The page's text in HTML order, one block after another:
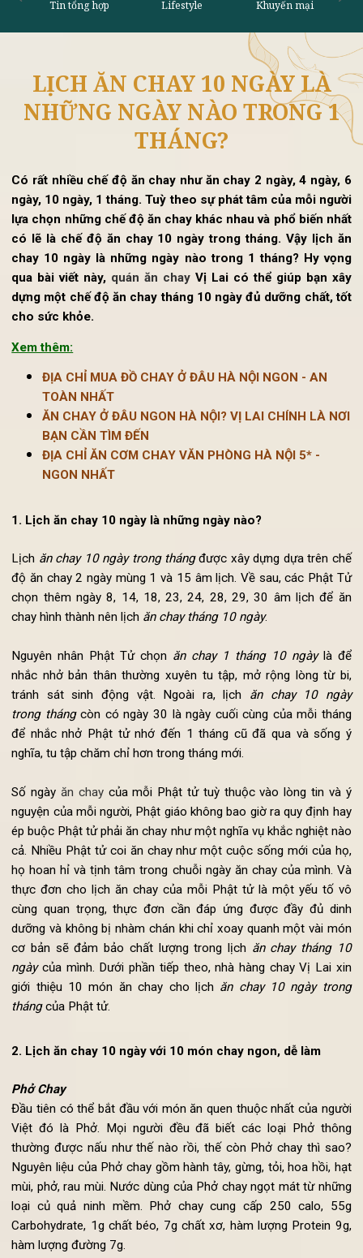
Tin tổng hợp Lifestyle
LỊCH ĂN CHAY 10 NGÀY LÀ
NHỮNG NGÀY NÀO TRONG 1
THÁNG?
Có rất nhiều chế độ ăn chay như ăn chay 2 ngày, 4 ngày,
ngày, 10 ngày, 1 tháng. Tuỳ theo sự phát tâm của mỗi
lựa chọn những chế độ ăn chay khác nhau và phổ biến
có lẽ là chế độ ăn chay 10 ngày trong tháng. Vậy lịch
chay 10 ngày là những ngày nào trong 1 tháng? Hy
qua bài viết này,
cho sức khỏe.
Xem thêm:
ĐỊA CHỈ MUA ĐỒ CHAY Ở ĐÂU HÀ NỘI NGON - AN
TOÀN NHẤT
ĂN CHAY Ở ĐÂU NGON HÀ NỘI? VỊ LAI CHÍNH LÀ
BẠN CẦN TÌM ĐẾN
NGON NHẤT
1. Lịch ăn chay 10 ngày là những ngày nào?
Lịch ăn chay 10 ngày trong tháng được xây dựng dựa trên
độ ăn chay 2 ngày mùng 1 và 15 âm lịch. Về sau, các Phật
chọn thêm ngày 8, 14, 18, 23, 24, 28, 29, 30 âm lịch để
chay hình thành nên lịch
ăn chay tháng 10 ngày
Nguyên nhân Phật Tử chọn ăn chay 1 tháng 10 ngàylà
nhắc nhở bản thân thường xuyên tu tập, mở rộng lòng từ
tránh sát sinh động vật. Ngoài ra, lịch
để nhắc nhở Phật tử nhớ đến 1 tháng cũ đã qua và sống
nghĩa, tu tập chăm chỉ hơn trong tháng mới.
Số ngày ăn chay của mỗi Phật tử tuỳ thuộc vào lòng tin và
nguyện của mỗi người, Phật giáo không bao giờ ra quy định
ép buộc Phật tử phải ăn chay như một nghĩa vụ khắc nghiệt
cả. Nhiều Phật tử coi ăn chay như một cuộc sống mới của
họ hoan hỉ và tịnh tâm trong chuỗi ngày ăn chay của mình.
thực đơn cho lịch ăn chay của mỗi Phật tử là một yếu tố
cùng quan trọng, thực đơn cần đáp ứng được đầy đủ
dưỡng và không bị nhàm chán khi chỉ xoay quanh một vài
cơ bản sẽ đảm bảo chất lượng trong lịch
giới thiệu 10 món ăn chay cho lịchăn chay 10 ngày
2. Lịch ăn chay 10 ngày với 10 món chay ngon, dễ làm
Phở Chay
Đầu tiên có thể bắt đầu với món ăn quen thuộc nhất của
Việt đó là Phở. Mọi người đều đã biết các loại Phở
thường được nấu như thế nào rồi, thế còn Phở chay thì
Nguyên liệu của Phở chay gồm hành tây, gừng, tỏi, hoa hồi,